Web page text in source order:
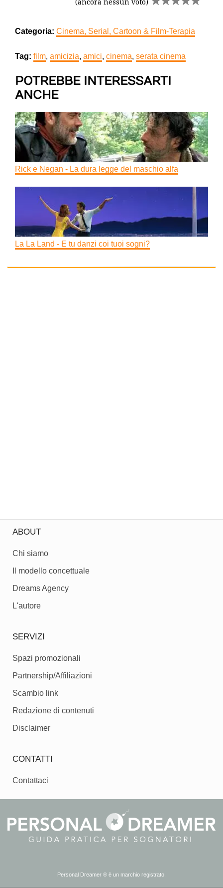
(ancora nessun voto)
Categoria: Cinema, Serial, Cartoon & Film-Terapia
Tag: film, amicizia, amici, cinema, serata cinema
POTREBBE INTERESSARTI
ANCHE
Rick e Negan - La dura legge del maschio alfa
La La Land - E tu danzi coi tuoi sogni?
ABOUT
Chi siamo
Il modello concettuale
Dreams Agency
L'autore
SERVIZI
Spazi promozionali
Partnership/Affiliazioni
Scambio link
Redazione di contenuti
Disclaimer
CONTATTI
Contattaci
Personal Dreamer ® è un marchio registrato.